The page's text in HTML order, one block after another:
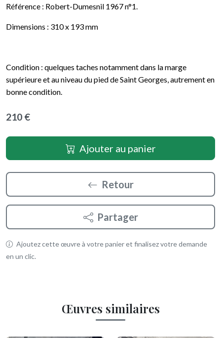
Référence : Robert-Dumesnil 1967 n°1.
Dimensions : 310 x 193mm
Condition : quelques taches notamment dans la marge
supérieure et au niveau du pied de Saint Georges, autrement en
bonne condition.
210 €
Ajouter au panier
Retour
Partager
Ajoutez cette œuvre à votre panier et finalisez votre demande
en un clic.
Œuvres similaires